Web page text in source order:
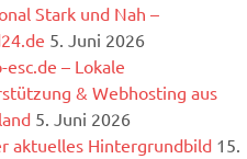
Stark und Nah –
5. Juni 2026
esc.de – Lokale
& Webhosting aus
5. Juni 2026
aktuelles Hintergrundbild 15.